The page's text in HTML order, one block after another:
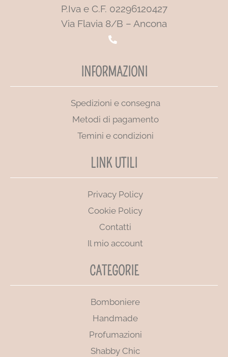
P.Iva e C.F. 02296120427
Via Flavia 8/B – Ancona
INFORMAZIONI
Spedizioni e consegna
Metodi di pagamento
Temini e condizioni
LINK UTILI
Privacy Policy
Cookie Policy
Contatti
Il mio account
CATEGORIE
Bomboniere
Handmade
Profumazioni
Shabby Chic